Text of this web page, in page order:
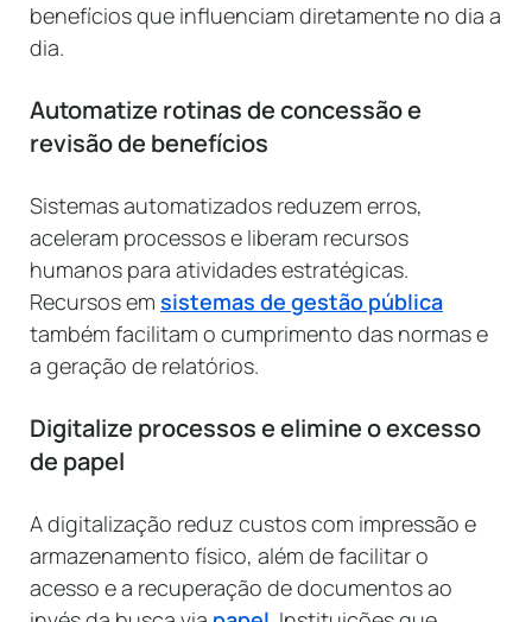
benefícios que influenciam diretamente no dia a
dia.
Automatize rotinas de concessão e
revisão de benefícios
Sistemas automatizados reduzem erros,
aceleram processos e liberam recursos
humanos para atividades estratégicas.
Recursos em sistemas de gestão pública
também facilitam o cumprimento das normas e
a geração de relatórios.
Digitalize processos e elimine o excesso
de papel
A digitalização reduz custos com impressão e
armazenamento físico, além de facilitar o
acesso e a recuperação de documentos ao